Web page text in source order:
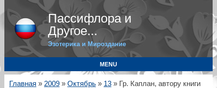
Пассифлора и
Другое...
Эзотерика и Мироздание
MENU
Главная » 2009 » Октябрь » 13» Гр. Каплан, автору книги